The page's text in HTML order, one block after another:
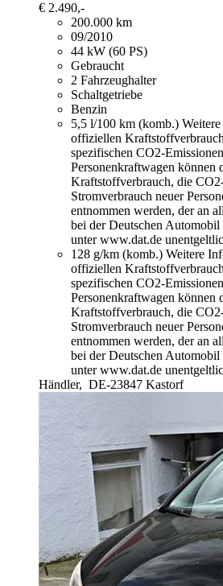
€ 2.490,-
200.000 km
09/2010
44 kW (60 PS)
Gebraucht
2 Fahrzeughalter
Schaltgetriebe
Benzin
5,5 l/100 km (komb.)
offiziellen
spezifischen CO2-
Personenkraftwagen können
Kraftstoffverbrauch, die
Stromverbrauch neuer
entnommen werden, der an
bei der Deutschen
unter www.dat.de
128 g/km (komb.) Weitere
offiziellen
spezifischen CO2-
Personenkraftwagen können
Kraftstoffverbrauch, die
Stromverbrauch neuer
entnommen werden, der an
bei der Deutschen
unter www.dat.de
Händler, DE-23847 Kastorf